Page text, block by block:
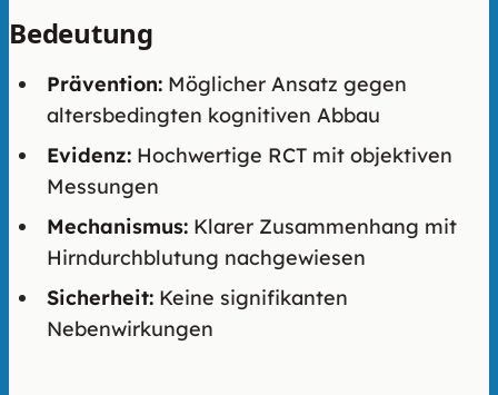
Bedeutung
Prävention: Möglicher Ansatz gegen
altersbedingten kognitiven Abbau
Evidenz: Hochwertige RCT mit objektiven
Messungen
Mechanismus: Klarer Zusammenhang mit
Hirndurchblutung nachgewiesen
Sicherheit: Keine signifikanten
Nebenwirkungen